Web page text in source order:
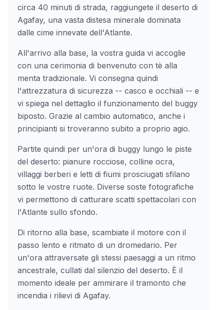
circa 40 minuti di strada, raggiungete il deserto di
Agafay, una vasta distesa minerale dominata
dalle cime innevate dell'Atlante.
All'arrivo alla base, la vostra guida vi accoglie
con una cerimonia di benvenuto con tè alla
menta tradizionale. Vi consegna quindi
l'attrezzatura di sicurezza -- casco e occhiali -- e
vi spiega nel dettaglio il funzionamento del buggy
biposto. Grazie al cambio automatico, anche i
principianti si troveranno subito a proprio agio.
Partite quindi per un'ora di buggy lungo le piste
del deserto: pianure rocciose, colline ocra,
villaggi berberi e letti di fiumi prosciugati sfilano
sotto le vostre ruote. Diverse soste fotografiche
vi permettono di catturare scatti spettacolari con
l'Atlante sullo sfondo.
Di ritorno alla base, scambiate il motore con il
passo lento e ritmato di un dromedario. Per
un'ora attraversate gli stessi paesaggi a un ritmo
ancestrale, cullati dal silenzio del deserto. È il
momento ideale per ammirare il tramonto che
incendia i rilievi di Agafay.